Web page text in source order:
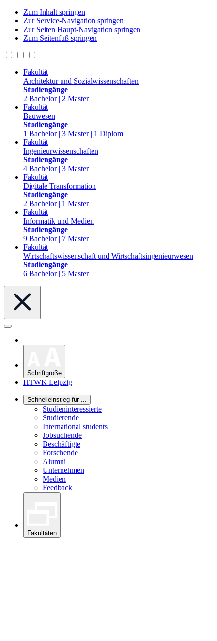
Zum Inhalt springen
Zur Service-Navigation springen
Zur Seiten Haupt-Navigation springen
Zum Seitenfuß springen
Fakultät
Architektur und Sozialwissenschaften
Studiengänge
2 Bachelor | 2 Master
Fakultät
Bauwesen
Studiengänge
1 Bachelor | 3 Master | 1 Diplom
Fakultät
Ingenieurwissenschaften
Studiengänge
4 Bachelor | 3 Master
Fakultät
Digitale Transformation
Studiengänge
2 Bachelor | 1 Master
Fakultät
Informatik und Medien
Studiengänge
9 Bachelor | 7 Master
Fakultät
Wirtschaftswissenschaft und Wirtschaftsingenieurwesen
Studiengänge
6 Bachelor | 5 Master
Schriftgröße
HTWK Leipzig
Schnelleinstieg für ...
Studieninteressierte
Studierende
International students
Jobsuchende
Beschäftigte
Forschende
Alumni
Unternehmen
Medien
Feedback
Fakultäten